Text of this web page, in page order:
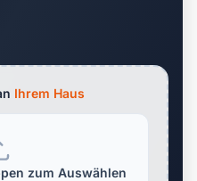
Ihrem Haus
zum Auswählen